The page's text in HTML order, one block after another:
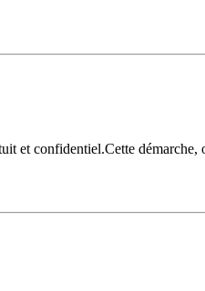
et confidentiel.Cette démarche,